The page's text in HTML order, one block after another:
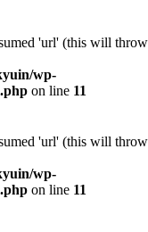
'url' (this will throw
wp-
on line 11
'url' (this will throw
wp-
on line 11